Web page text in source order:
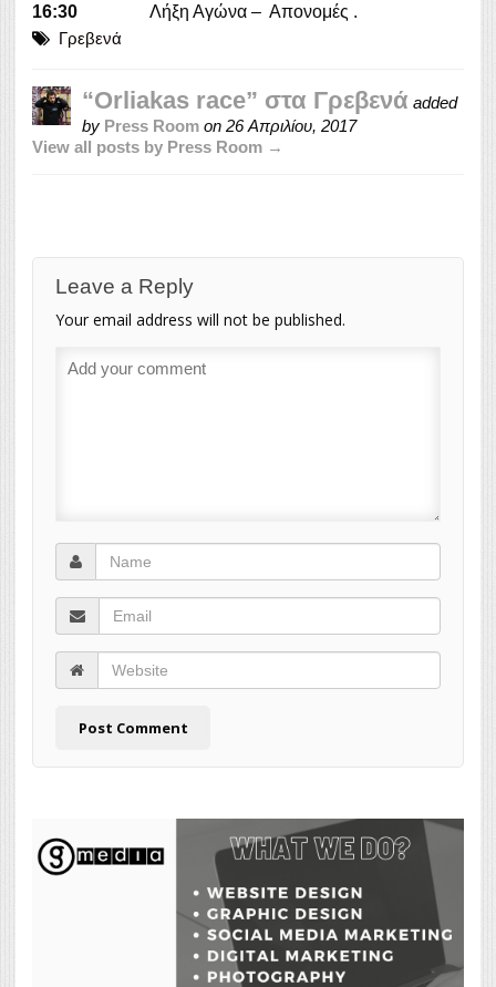
16:30
Λήξη Αγώνα – Απονομές .
Γρεβενά
“Orliakas race” στα Γρεβενά added
by Press Room on 26 Απριλίου, 2017
View all posts by Press Room →
Leave a Reply
Your email address will not be published.